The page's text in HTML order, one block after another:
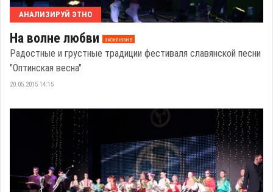
АНАЛИЗИРУЙ ЭТНО
На волне любви эксклюзив
Радостные и грустные традиции фестиваля славянской песни
"Оптинская весна"
20.05.2015 14:15